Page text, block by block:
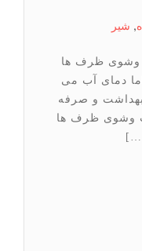
ها
آب می
و صرفه
ظرف ها